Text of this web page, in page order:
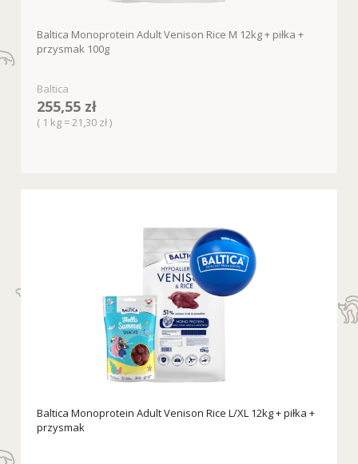
Baltica Monoprotein Adult Venison Rice M 12kg + piłka +
przysmak 100g
Baltica
255,55 zł
( 1 kg = 21,30 zł )
Baltica Monoprotein Adult Venison Rice L/XL 12kg + piłka +
przysmak